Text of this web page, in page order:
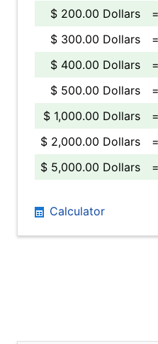
$ 200.00 Dollars
=
$ 300.00 Dollars
=
$ 400.00 Dollars
=
$ 500.00 Dollars
=
$ 1,000.00 Dollars
=
$ 2,000.00 Dollars
=
$ 5,000.00 Dollars
=
Calculator